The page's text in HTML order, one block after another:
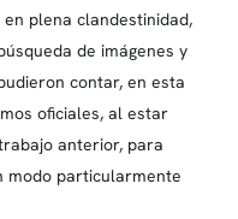
plena clandestinidad,
de imágenes y
contar, en esta
oficiales, al estar
anterior, para
modo particularmente